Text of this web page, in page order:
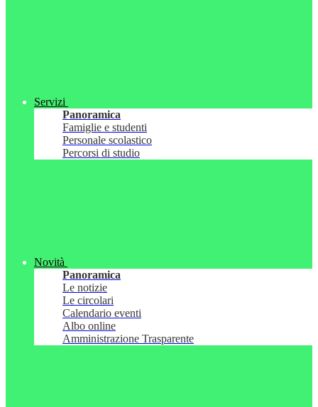
Servizi
Panoramica
Famiglie e studenti
Personale scolastico
Percorsi di studio
Novità
Panoramica
Le notizie
Le circolari
Calendario eventi
Albo online
Amministrazione Trasparente